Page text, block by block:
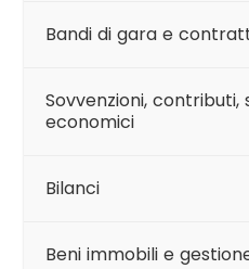
Bandi di gara e
Sovvenzioni, contributi,
economici
Bilanci
Beni immobili e